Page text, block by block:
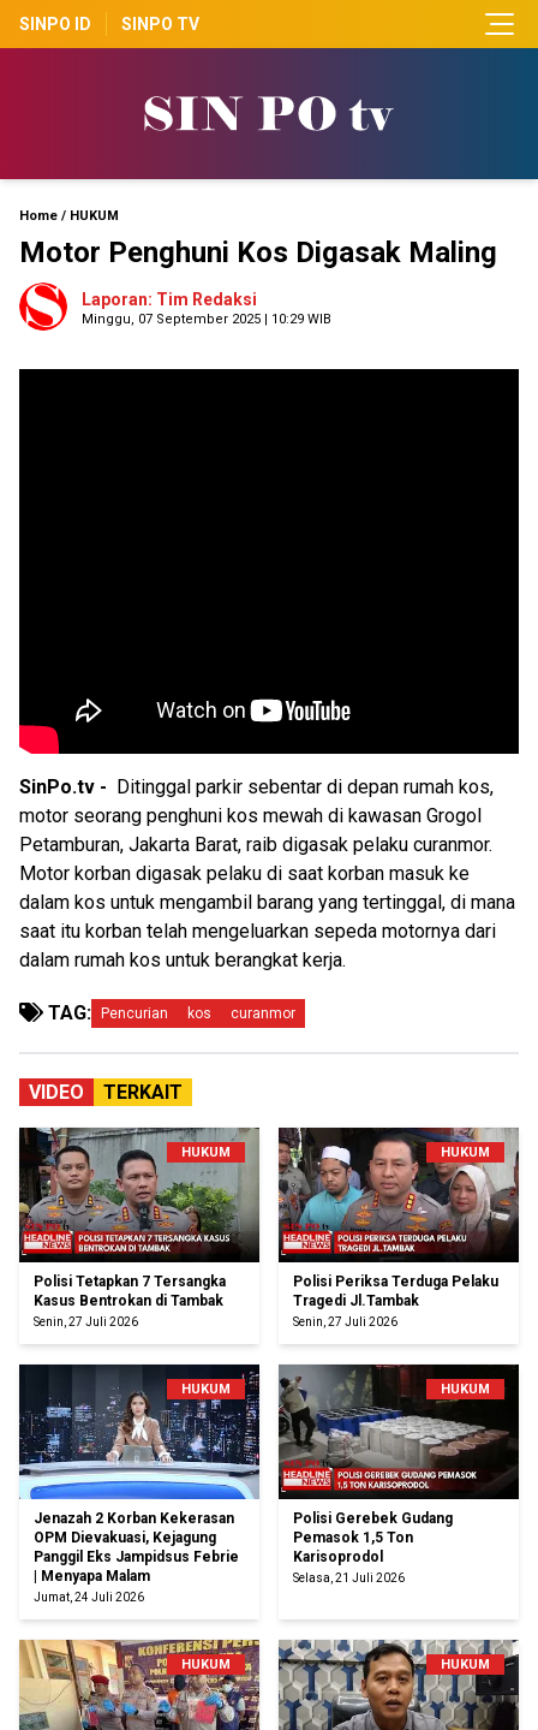
SINPO ID SINPO TV
Home / HUKUM
Motor Penghuni Kos Digasak Maling
Laporan: Tim Redaksi
Minggu, 07 September 2025 | 10:29 WIB
SinPo.tv -
Ditinggal parkir sebentar di depan rumah kos,
motor seorang penghuni kos mewah di kawasan Grogol
Petamburan, Jakarta Barat, raib digasak pelaku curanmor.
Motor korban digasak pelaku di saat korban masuk ke
dalam kos untuk mengambil barang yang tertinggal, di mana
saat itu korban telah mengeluarkan sepeda motornya dari
dalam rumah kos untuk berangkat kerja.
TAG: Pencurian kos curanmor
VIDEO TERKAIT
HUKUM
Polisi Tetapkan 7 Tersangka
Kasus Bentrokan di Tambak
Senin, 27 Juli 2026
HUKUM
Polisi Periksa Terduga Pelaku
Tragedi Jl.Tambak
Senin, 27 Juli 2026
HUKUM
Jenazah 2 Korban Kekerasan
OPM Dievakuasi, Kejagung
Panggil Eks Jampidsus Febrie
| Menyapa Malam
Jumat, 24 Juli 2026
HUKUM
Polisi Gerebek Gudang
Pemasok 1,5 Ton
Karisoprodol
Selasa, 21 Juli 2026
HUKUM HUKUM